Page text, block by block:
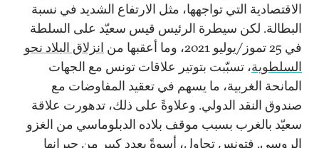
الاقتصادية التي تواجهها، مثل الارتفاع الشديد في نسبة
البطالة. لكن سيطرة الرئيس قيس سعيّد على السلطة
في 25 تموز/يوليو 2021، وما أعقبها من
انزلاق البلاد نحو
السلطوية، تسبّبت بتوتير علاقات تونس مع الجهات
المانحة الغربية، ما يسهم في تعقيد المفاوضات مع
صندوق النقد الدولي. وعلاوةً على ذلك، تدهورت علاقة
سعيّد بالغرب بسبب موقف بلاده الدبلوماسي من الغزو
الروسي. فتونس تحاول، أسوةً بعدد كبير من جيرانها